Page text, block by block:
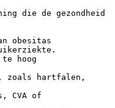
die de gezondheid
obesitas
hoog
zoals hartfalen,
CVA of